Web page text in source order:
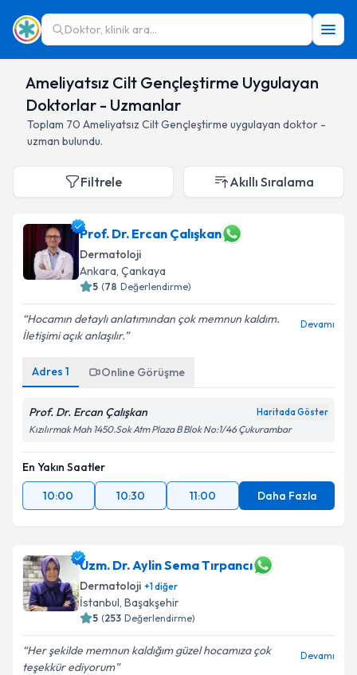
Doktor, klinik ara...
Ameliyatsız Cilt Gençleştirme Uygulayan
Doktorlar - Uzmanlar
Toplam 70 Ameliyatsız Cilt Gençleştirme uygulayan doktor -
uzman bulundu.
Filtrele Akıllı Sıralama
Prof. Dr. Ercan Çalışkan
Dermatoloji
Ankara, Çankaya
5 (78 Değerlendirme)
Hocamın detaylı anlatımından çok memnun kaldım.
İletişimi açık anlaşılır.
Devamı
Adres 1 Online Görüşme
Prof. Dr. Ercan Çalışkan Haritada Göster
Kızılırmak Mah 1450.Sok Atm Plaza B Blok No:1/46 Çukurambar
En Yakın Saatler
10:00
10:30 11:00 Daha Fazla
Uzm. Dr. Aylin Sema Tırpancı
Dermatoloji +1diğer
İstanbul, Başakşehir
5 (253 Değerlendirme)
Her şekilde memnun kaldığım güzel hocamıza çok
teşekkür ediyorum
Devamı